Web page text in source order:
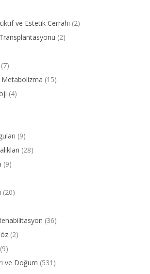
ve Estetik Cerrahi (2)
(2)
(7)
(15)
(4)
(9)
(28)
(9)
(20)
(36)
(2)
(9)
ve Doğum (531)